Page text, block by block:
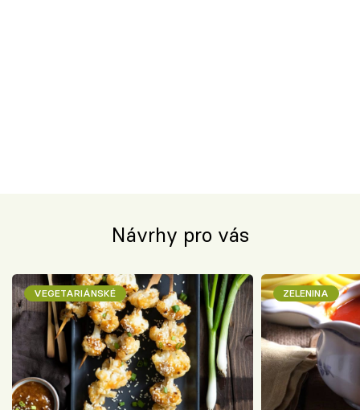
Návrhy pro vás
VEGETARIÁNSKÉ ZELENINA